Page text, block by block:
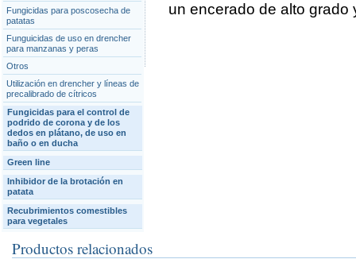
Fungicidas para poscosecha de
patatas
Funguicidas de uso en drencher
para manzanas y peras
Otros
Utilización en drencher y líneas de
precalibrado de cítricos
Fungicidas para el control de
podrido de corona y de los
dedos en plátano, de uso en
baño o en ducha
Green line
Inhibidor de la brotación en
patata
Recubrimientos comestibles
para vegetales
un encerado de alto grado
Productos relacionados